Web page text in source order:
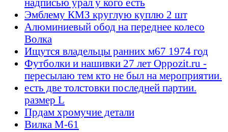
надписью урал у кого есть
Эмблему КМЗ круглую куплю 2 шт
Алюминиевый обод на переднее колесо
Волка
Ищутся владельцы ранних м67 1974 год
Футболки и нашивки 27 лет Oppozit.ru -
пересылаю тем кто не был на мероприятии.
есть две толстовки последней партии.
размер L
Прдам хромучие детали
Вилка М-61